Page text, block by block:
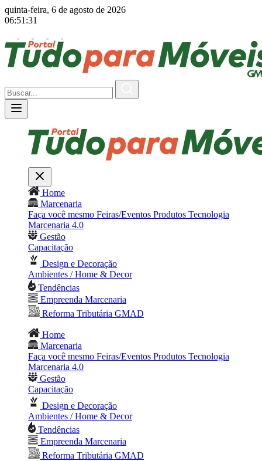
quinta-feira, 6 de agosto de 2026
06:51:32
Home
Marcenaria
Faça você mesmo Feiras/Eventos Produtos Tecnologia
Marcenaria 4.0
Gestão
Capacitação
Design e Decoração
Ambientes / Home & Decor
Tendências
Empreenda Marcenaria
Reforma Tributária GMAD
Home
Marcenaria
Faça você mesmo Feiras/Eventos Produtos Tecnologia
Marcenaria 4.0
Gestão
Capacitação
Design e Decoração
Ambientes / Home & Decor
Tendências
Empreenda Marcenaria
Reforma Tributária GMAD